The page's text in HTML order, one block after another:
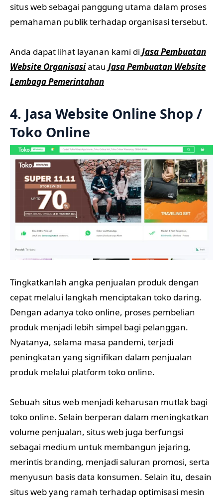
situs web sebagai panggung utama dalam proses
pemahaman publik terhadap organisasi tersebut.
Anda dapat lihat layanan kami di Jasa Pembuatan
Website Organisasiatau Jasa Pembuatan Website
Lembaga Pemerintahan
4. Jasa Website Online Shop /
Toko Online
Tingkatkanlah angka penjualan produk dengan
cepat melalui langkah menciptakan toko daring.
Dengan adanya toko online, proses pembelian
produk menjadi lebih simpel bagi pelanggan.
Nyatanya, selama masa pandemi, terjadi
peningkatan yang signifikan dalam penjualan
produk melalui platform toko online.
Sebuah situs web menjadi keharusan mutlak bagi
toko online. Selain berperan dalam meningkatkan
volume penjualan, situs web juga berfungsi
sebagai medium untuk membangun jejaring,
merintis branding, menjadi saluran promosi, serta
menyusun basis data konsumen. Selain itu, desain
situs web yang ramah terhadap optimisasi mesin